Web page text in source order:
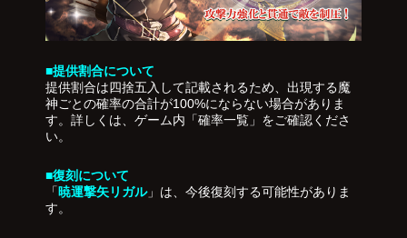
■提供割合について
提供割合は四捨五入して記載されるため、出現する魔
神ごとの確率の合計が100%にならない場合がありま
す。詳しくは、ゲーム内「確率一覧」をご確認くださ
い。
■復刻について
「暁運撃矢リガル」は、今後復刻する可能性がありま
す。